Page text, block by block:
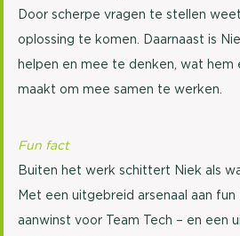
Door scherpe vragen te stellen
oplossing te komen. Daarnaast is
helpen en mee te denken, wat hem
maakt om mee samen te werken.
Fun fact
Buiten het werk schittert Niek als
Met een uitgebreid arsenaal aan
aanwinst voor Team Tech – en een